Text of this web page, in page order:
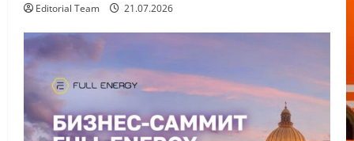
Editorial Team 21.07.2026